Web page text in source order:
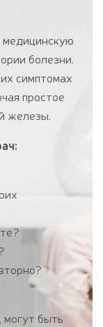
медицинскую
болезни.
симптомах
простое
железы.
могут быть